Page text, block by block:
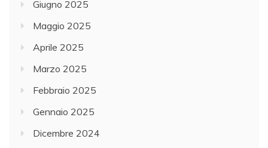
Giugno 2025
Maggio 2025
Aprile 2025
Marzo 2025
Febbraio 2025
Gennaio 2025
Dicembre 2024